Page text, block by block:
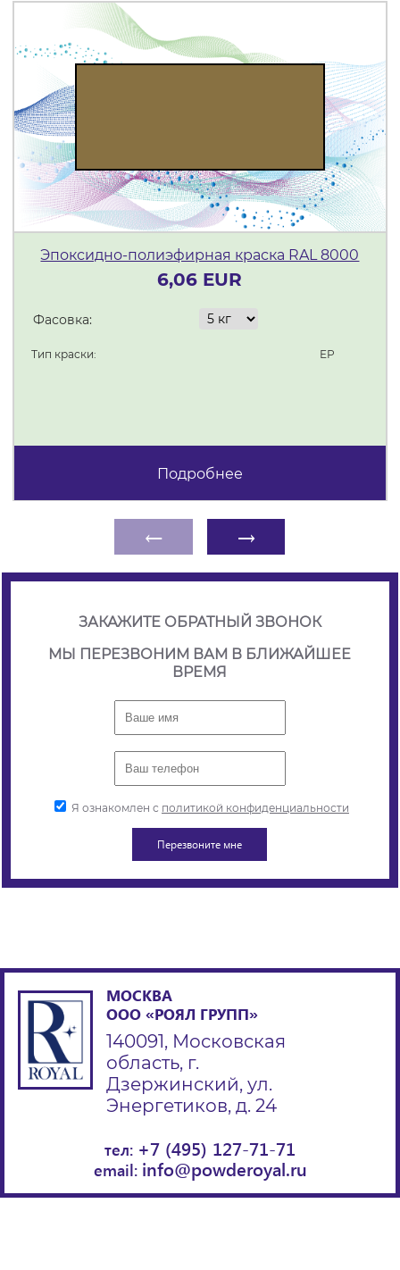
Эпоксидно-полиэфирная краска RAL 8000
6,06 EUR
Фасовка:
Тип краски: ЕР
Подробнее
← →
ЗАКАЖИТЕ ОБРАТНЫЙ ЗВОНОК
МЫ ПЕРЕЗВОНИМ ВАМ В БЛИЖАЙШЕЕ
ВРЕМЯ
Я ознакомлен с политикой конфиденциальности
МОСКВА
ООО «РОЯЛ ГРУПП»
140091, Московская
область, г.
Дзержинский, ул.
Энергетиков, д. 24
тел: +7 (495) 127-71-71
email: info@powderoyal.ru